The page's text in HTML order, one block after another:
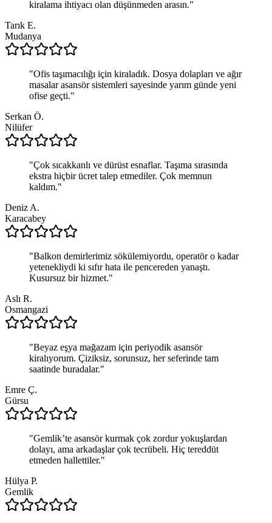
kiralama ihtiyacı olan düşünmeden arasın."
Tarık E.
Mudanya
"Ofis taşımacılığı için kiraladık. Dosya dolapları ve ağır
masalar asansör sistemleri sayesinde yarım günde yeni
ofise geçti."
Serkan Ö.
Nilüfer
"Çok sıcakkanlı ve dürüst esnaflar. Taşıma sırasında
ekstra hiçbir ücret talep etmediler. Çok memnun
kaldım."
Deniz A.
Karacabey
"Balkon demirlerimiz sökülemiyordu, operatör o kadar
yetenekliydi ki sıfır hata ile pencereden yanaştı.
Kusursuz bir hizmet."
Aslı R.
Osmangazi
"Beyaz eşya mağazam için periyodik asansör
kiralıyorum. Çiziksiz, sorunsuz, her seferinde tam
saatinde buradalar."
Emre Ç.
Gürsu
"Gemlik’te asansör kurmak çok zordur yokuşlardan
dolayı, ama arkadaşlar çok tecrübeli. Hiç tereddüt
etmeden hallettiler."
Hülya P.
Gemlik